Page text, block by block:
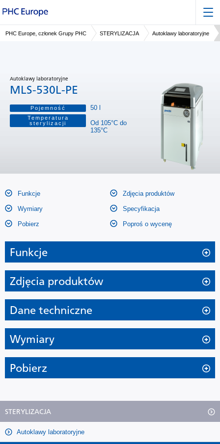
PHC Europe, członek Grupy PHC STERYLIZACJA Autoklawy laboratoryjne
Autoklawy laboratoryjne
MLS-530L-PE
Pojemność 50 l
Temperatura
sterylizacji
Od 105°C do
135°C
Funkcje Zdjęcia produktów
Wymiary Specyfikacja
Pobierz Poproś o wycenę
Funkcje
Wygodna sterylizacja na żądanie zapewnia dużą
elastyczność. Autoklawy ładowane od góry serii MLS
są popularną metodą sterylizacji we współczesnych
laboratoriach badawczych.
Autoklaw laboratoryjny MLS-530L-PE firmy PHCbi zapewnia
bezpieczne i niezawodne środowisko sterylizacji parowej pod
w obsłudze. Funkcja zarządzania uprawnieniami może być
Dokładność i możliwość dostosowania
Zdjęcia produktów
Dane techniczne
Wymiary
Pobierz
STERYLIZACJA
Autoklawy laboratoryjne